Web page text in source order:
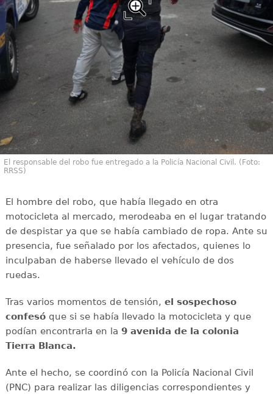
El responsable del robo fue entregado a la Policía Nacional Civil. (Foto:
RRSS)
El hombre del robo, que había llegado en otra
motocicleta al mercado, merodeaba en el lugar tratando
de despistar ya que se había cambiado de ropa. Ante su
presencia, fue señalado por los afectados, quienes lo
inculpaban de haberse llevado el vehículo de dos
ruedas.
Tras varios momentos de tensión, el sospechoso
confesóque si se había llevado la motocicleta y que
podían encontrarla en la 9 avenida de la colonia
Tierra Blanca.
Ante el hecho, se coordinó con la Policía Nacional Civil
(PNC) para realizar las diligencias correspondientes y